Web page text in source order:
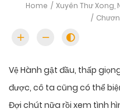
Home
Xuyên Thư Xong,
Vệ Hành gật đầu, thấp
được, cô ta cũng có thể
Đợi chút nữa rồi xem tình